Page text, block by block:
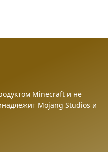
Minecraft и не
Mojang Studios и